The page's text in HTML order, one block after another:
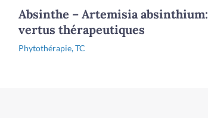
Absinthe – Artemisia absinthium:
vertus thérapeutiques
Phytothérapie,TC